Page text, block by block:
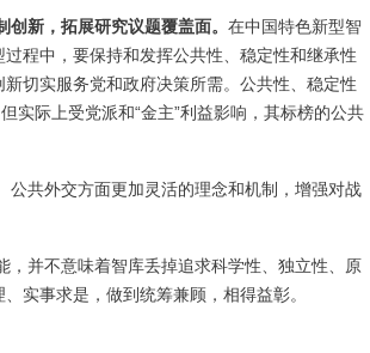
新，拓展研究议题覆盖面。 在中国特色新型智
程中，要保持和发挥公共性、稳定性和继承性
切实服务党和政府决策所需。公共性、稳定性
实际上受党派和“金主”利益影响，其标榜的公共
共外交方面更加灵活的理念和机制，增强对战
并不意味着智库丢掉追求科学性、独立性、原
实事求是，做到统筹兼顾，相得益彰。